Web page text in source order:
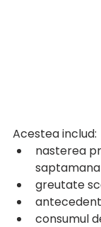
Acestea includ:
nasterea
greutate
consumul